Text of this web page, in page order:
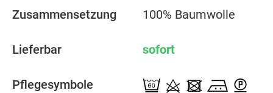
Zusammensetzung 100% Baumwolle
Lieferbar sofort
Pflegesymbole